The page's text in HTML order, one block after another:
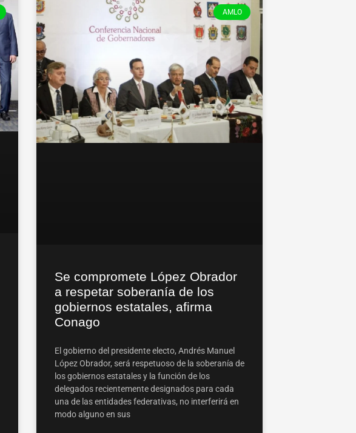
AMLO
Se compromete López Obrador
a respetar soberanía de los
gobiernos estatales, afirma
Conago
El gobierno del presidente electo, Andrés Manuel
López Obrador, será respetuoso de la soberanía de
los gobiernos estatales y la función de los
delegados recientemente designados para cada
una de las entidades federativas, no interferirá en
modo alguno en sus